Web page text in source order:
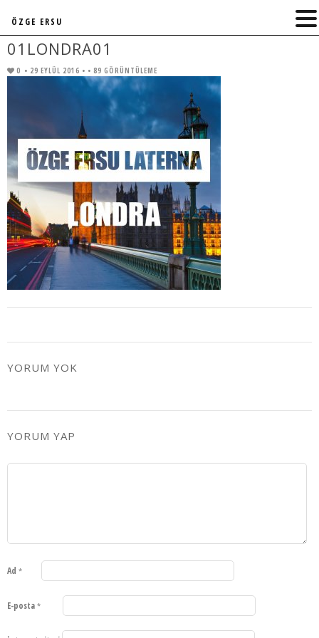
01LONDRA01
0 • 29 EYLÜL 2016 • • 89 GÖRÜNTÜLEME
YORUM YOK
YORUM YAP
Ad *
E-posta *
ÖZGE ERSU